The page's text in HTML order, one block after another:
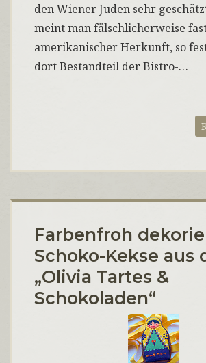
den Wiener Juden sehr
meint man fälschlicherweise
amerikanischer Herkunft, so
dort Bestandteil der Bistro-…
Farbenfroh
Schoko-Kekse aus
„Olivia Tartes &
Schokoladen“